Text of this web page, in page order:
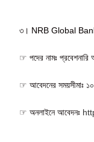
৩। NRB Global
☞ পদের নামঃ প্রবেশনারি
☞ আবেদনের সময়সীমাঃ
☞ অনলাইনে আবেদনঃ